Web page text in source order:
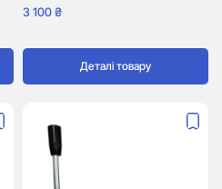
3 100₴
Деталі товару